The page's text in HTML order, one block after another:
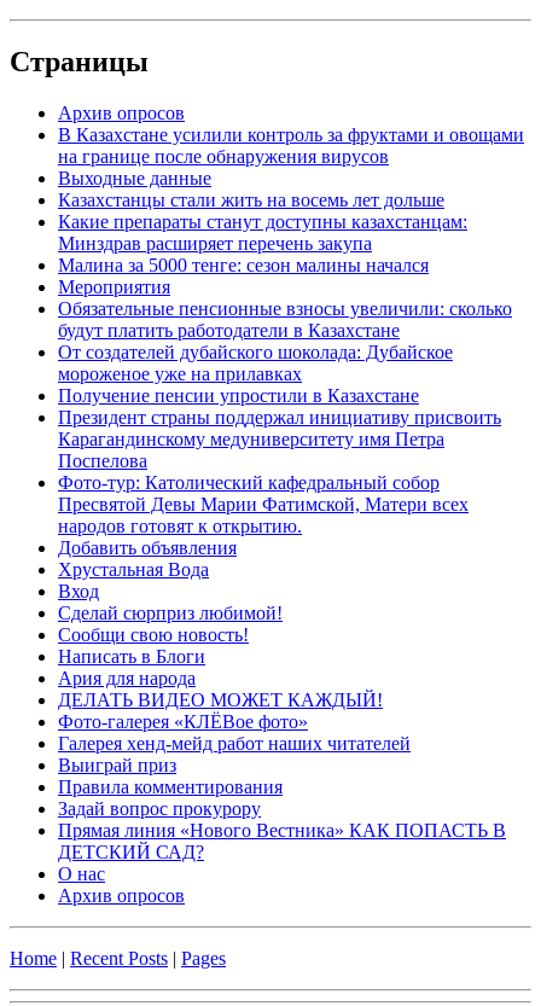
Страницы
Архив опросов
В Казахстане усилили контроль за фруктами и овощами
на границе после обнаружения вирусов
Выходные данные
Казахстанцы стали жить на восемь лет дольше
Какие препараты станут доступны казахстанцам:
Минздрав расширяет перечень закупа
Малина за 5000 тенге: сезон малины начался
Мероприятия
Обязательные пенсионные взносы увеличили: сколько
будут платить работодатели в Казахстане
От создателей дубайского шоколада: Дубайское
мороженое уже на прилавках
Получение пенсии упростили в Казахстане
Президент страны поддержал инициативу присвоить
Карагандинскому медуниверситету имя Петра
Поспелова
Фото-тур: Католический кафедральный собор
Пресвятой Девы Марии Фатимской, Матери всех
народов готовят к открытию.
Добавить объявления
Хрустальная Вода
Вход
Сделай сюрприз любимой!
Сообщи свою новость!
Написать в Блоги
Ария для народа
ДЕЛАТЬ ВИДЕО МОЖЕТ КАЖДЫЙ!
Фото-галерея «КЛЁВое фото»
Галерея хенд-мейд работ наших читателей
Выиграй приз
Правила комментирования
Задай вопрос прокурору
Прямая линия «Нового Вестника» КАК ПОПАСТЬ В
ДЕТСКИЙ САД?
О нас
Архив опросов
Home | Recent Posts | Pages